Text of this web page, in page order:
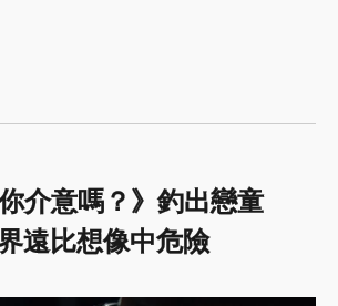
你介意嗎？》釣出戀童
遠比想像中危險